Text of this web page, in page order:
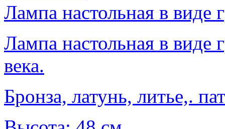
Лампа настольная в виде
Лампа настольная в виде
века.
Бронза, латунь, литье,.